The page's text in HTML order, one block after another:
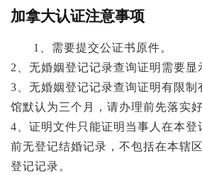
加拿大认证注意事项
1、需要提交公证书原件。
2、无婚姻登记记录查询证明需要显
3、无婚姻登记记录查询证明有限制
馆默认为三个月，请办理前先落实好
4、证明文件只能证明当事人在本登
前无登记结婚记录，不包括在本辖
登记记录。